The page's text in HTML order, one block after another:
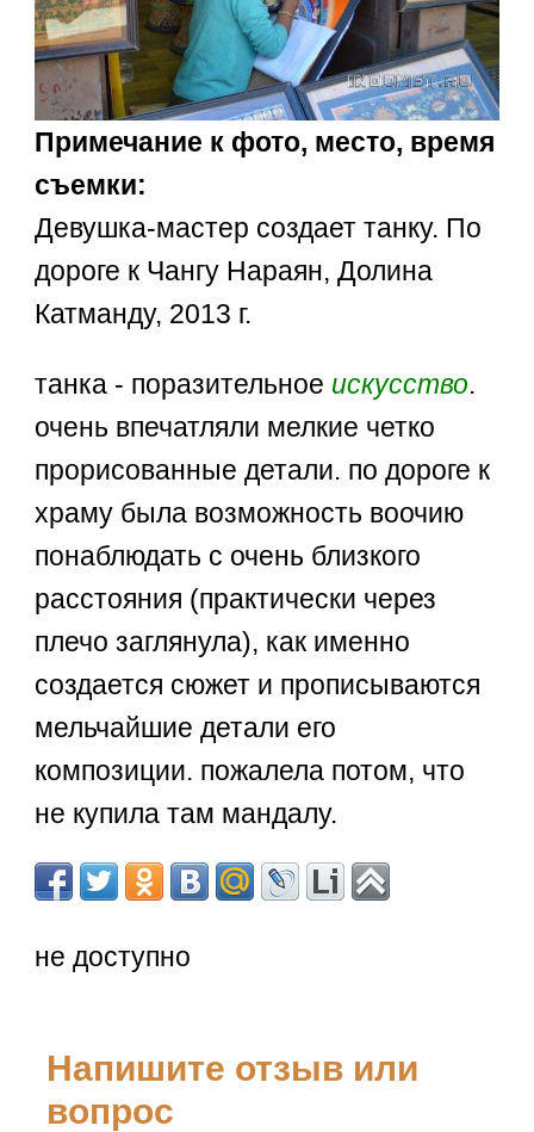
Примечание к фото, место, время
съемки:
Девушка-мастер создает танку. По
дороге к Чангу Нараян, Долина
Катманду, 2013 г.
танка - поразительное искусство.
очень впечатляли мелкие четко
прорисованные детали. по дороге к
храму была возможность воочию
понаблюдать с очень близкого
расстояния (практически через
плечо заглянула), как именно
создается сюжет и прописываются
мельчайшие детали его
композиции. пожалела потом, что
не купила там мандалу.
не доступно
Напишите отзыв или
вопрос